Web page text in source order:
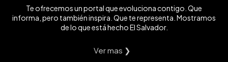
Te ofrecemos un portal que evoluciona contigo. Que
informa, pero también inspira. Que te representa. Mostramos
de lo que está hecho El Salvador.
Ver mas ❯